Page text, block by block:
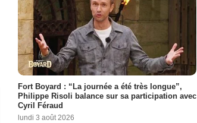
Fort Boyard : “La journée a été très longue”,
Philippe Risoli balance sur sa participation avec
Cyril Féraud
lundi 3 août 2026